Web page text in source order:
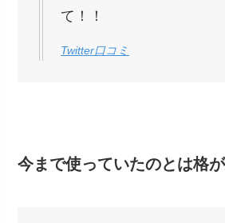
て！！
Twitter口コミ
今まで使っていたのとは格